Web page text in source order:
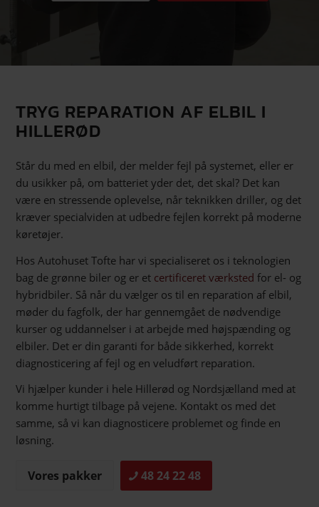
TRYG REPARATION AF ELBIL I
HILLERØD
Står du med en elbil, der melder fejl på systemet, eller er
du usikker på, om batteriet yder det, det skal? Det kan
være en stressende oplevelse, når teknikken driller, og det
kræver specialviden at udbedre fejlen korrekt på moderne
køretøjer.
Hos Autohuset Tofte har vi specialiseret os i teknologien
bag de grønne biler og er et certificeret værksted for el- og
hybridbiler. Så når du vælger os til en reparation af elbil,
møder du fagfolk, der har gennemgået de nødvendige
kurser og uddannelser i at arbejde med højspænding og
elbiler. Det er din garanti for både sikkerhed, korrekt
diagnosticering af fejl og en veludført reparation.
Vi hjælper kunder i hele Hillerød og Nordsjælland med at
komme hurtigt tilbage på vejene. Kontakt os med det
samme, så vi kan diagnosticere problemet og finde en
løsning.
Vores pakker 48 24 22 48